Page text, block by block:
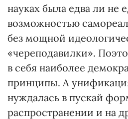
науках была едва ли не
возможностью
без мощной
«череподавилки».
в себя наиболее
принципы. А
нуждалась в пускай
распространении и на